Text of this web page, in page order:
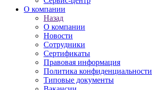
О компании
Назад
О компании
Новости
Сотрудники
Сертификаты
Правовая информация
Политика конфиденциальности
Типовые документы